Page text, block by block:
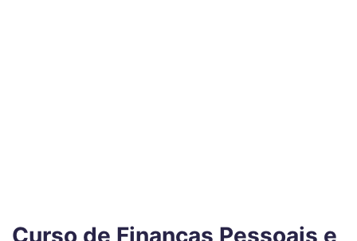
Curso de Finanças Pessoais e